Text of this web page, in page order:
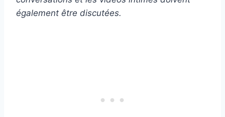
également être discutées.